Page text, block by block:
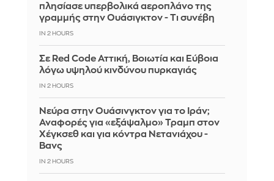
πλησίασε υπερβολικά αεροπλάνο της
γραμμής στην Ουάσιγκτον - Τι συνέβη
IN 2 HOURS
Σε Red Code Αττική, Βοιωτία και Εύβοια
λόγω υψηλού κινδύνου πυρκαγιάς
IN 2 HOURS
Νεύρα στην Ουάσινγκτον για το Ιράν;
Αναφορές για «εξάψαλμο» Τραμπ στον
Χέγκσεθ και για κόντρα Νετανιάχου -
Βανς
IN 2 HOURS